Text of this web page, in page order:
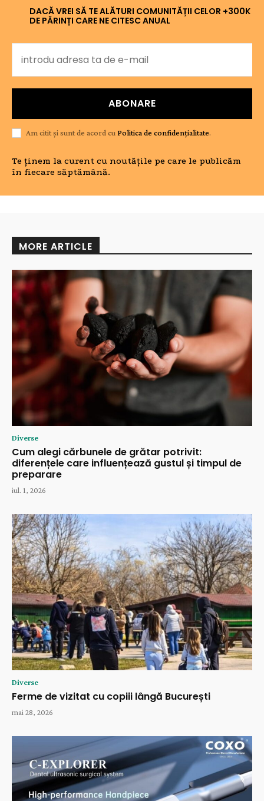
DACĂ VREI SĂ TE ALĂTURI COMUNITĂȚII CELOR +300K
DE PĂRINȚI CARE NE CITESC ANUAL
ABONARE
Am citit și sunt de acord cu Politica de confidențialitate.
Te ținem la curent cu noutățile pe care le publicăm
în fiecare săptămână.
MORE ARTICLE
Diverse
Cum alegi cărbunele de grătar potrivit:
diferențele care influențează gustul și timpul de
preparare
iul. 1, 2026
Diverse
Ferme de vizitat cu copiii lângă București
mai 28, 2026